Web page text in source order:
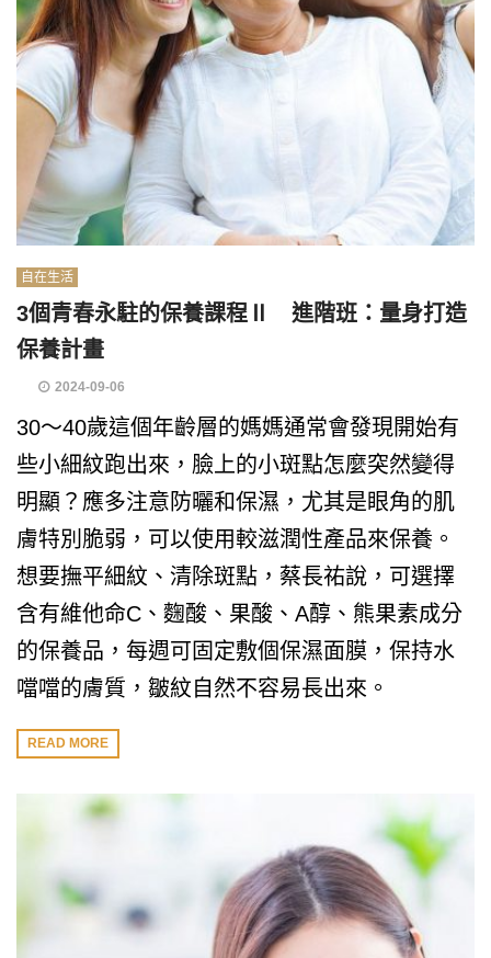
自在生活
3個青春永駐的保養課程Ⅱ 進階班：量身打造
保養計畫
2024-09-06
30〜40歲這個年齡層的媽媽通常會發現開始有
些小細紋跑出來，臉上的小斑點怎麼突然變得
明顯？應多注意防曬和保濕，尤其是眼角的肌
膚特別脆弱，可以使用較滋潤性產品來保養。
想要撫平細紋、清除斑點，蔡長祐說，可選擇
含有維他命C、麴酸、果酸、A醇、熊果素成分
的保養品，每週可固定敷個保濕面膜，保持水
噹噹的膚質，皺紋自然不容易長出來。
READ MORE